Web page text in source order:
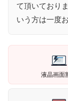
て頂いており
いう方は一度
液晶画面